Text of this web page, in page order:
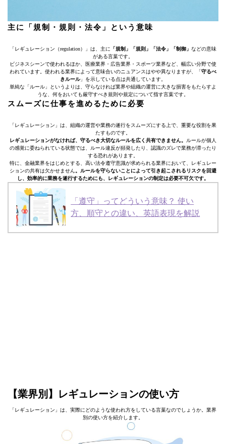
主に「規制・規則・法令」という意味
「レギュレーション（regulation）」は、主に 「規制」「規則」「法令」「制御」 などの意味
がある言葉です。
ビジネスシーンで使われるほか、医療業界・広告業界・スポーツ業界など、幅広い分野で使
われています。使われる業界によって意味合いのニュアンスはやや異なりますが、「守るべ
きルール」を示している点は共通しています。
単純な「ルール」というよりは、守らなければ業界や組織の運営に大きな損害をもたらすよ
うな、何をおいても厳守すべき規則や規定について指す言葉です。
スムーズに仕事を進めるために必要
「レギュレーション」は、組織の運営や業務の遂行をスムーズにする上で、重要な役割を果
たすものです。
レギュレーションがなければ、守るべき大切なルールを広く共有できません。 ルールが個人
の感覚に委ねられている状態では、ルール違反が頻発したり、認識のズレで業務が滞ったり
する恐れがあります。
特に、金融業界をはじめとする、高い法令遵守意識が求められる業界において、レギュレー
ションの共有は欠かせません。ルールを守らないことによって引き起こされるリスクを回避
し、効率的に業務を遂行するためにも、レギュレーションの制定は必要不可欠です。
「遵守」ってどういう意味？ 使い
方、順守との違い、英語表現を解説
【業界別】レギュレーションの使い方
「レギュレーション」は、実際にどのような使われ方をしている言葉なのでしょうか。業界
別の使い方を紹介します。